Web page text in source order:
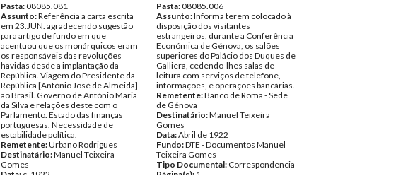
Pasta:08085.081
Assunto:Referência a carta escrita
em 23.JUN. agradecendo sugestão
para artigo de fundo em que
acentuou que os monárquicos eram
os responsáveis das revoluções
havidas desde a implantação da
República. Viagem do Presidente da
República [António José de Almeida]
ao Brasil. Governo de António Maria
da Silva e relações deste com o
Parlamento. Estado das finanças
portuguesas. Necessidade de
estabilidade política.
Remetente:Urbano Rodrigues
Destinatário:Manuel Teixeira
Gomes
Data: c. 1922
Pasta:08085.006
Assunto:Informa terem colocado à
disposição dos visitantes
estrangeiros, durante a Conferência
Económica de Génova, os salões
superiores do Palácio dos Duques de
Galliera, cedendo-lhes salas de
leitura com serviços de telefone,
informações, e operações bancárias.
Remetente:Banco de Roma - Sede
de Génova
Destinatário:Manuel Teixeira
Gomes
Data:Abril de 1922
Fundo:DTE - Documentos Manuel
Teixeira Gomes
Tipo Documental: Correspondencia
Página(s): 1